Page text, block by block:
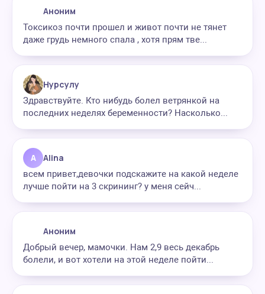
Аноним
Токсикоз почти прошел и живот почти не тянет
даже грудь немного спала , хотя прям тве...
Нурсулу
Здравствуйте. Кто нибудь болел ветрянкой на
последних неделях беременности? Насколько...
A Alina
всем привет,девочки подскажите на какой неделе
лучше пойти на 3 скрининг? у меня сейч...
Аноним
Добрый вечер, мамочки. Нам 2,9 весь декабрь
болели, и вот хотели на этой неделе пойти...